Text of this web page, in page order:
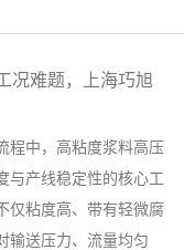
况难题，上海巧旭
程中，高粘度浆料高压
与产线稳定性的核心工
仅粘度高、带有轻微腐
输送压力、流量均匀